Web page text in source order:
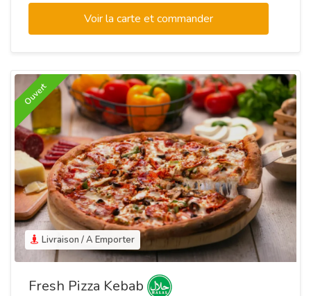
Voir la carte et commander
Livraison / A Emporter
Ouvert
Fresh Pizza Kebab